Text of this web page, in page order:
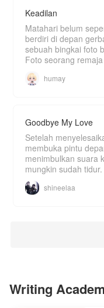
Keadilan
Matahari belum
berdiri di depan
sebuah bingkai foto
Foto seorang
humay
Goodbye My Love
Setelah
membuka pintu
menimbulkan suara
shineelaa
Writing